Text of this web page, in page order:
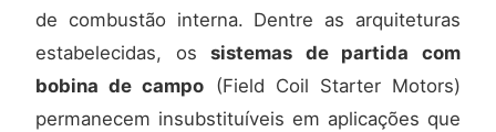
de combustão interna. Dentre as arquiteturas
estabelecidas, ossistemas de partida com
bobina de campo (Field Coil Starter Motors)
permanecem insubstituíveis em aplicações que